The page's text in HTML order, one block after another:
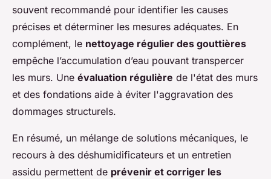
souvent recommandé pour identifier les causes
précises et déterminer les mesures adéquates. En
complément, le nettoyage régulier des gouttières
empêche l’accumulation d’eau pouvant transpercer
les murs. Une évaluation régulière de l'état des murs
et des fondations aide à éviter l'aggravation des
dommages structurels.
En résumé, un mélange de solutions mécaniques, le
recours à des déshumidificateurs et un entretien
assidu permettent de prévenir et corriger les